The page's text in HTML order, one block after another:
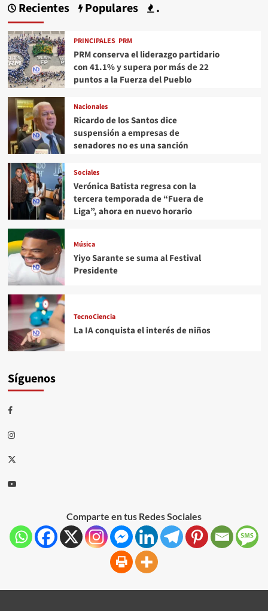
Recientes Populares .
PRINCIPALES PRM
PRM conserva el liderazgo partidario
con 41.1% y supera por más de 22
puntos a la Fuerza del Pueblo
Nacionales
Ricardo de los Santos dice
suspensión a empresas de
senadores no es una sanción
Sociales
Verónica Batista regresa con la
tercera temporada de “Fuera de
Liga”, ahora en nuevo horario
Música
Yiyo Sarante se suma al Festival
Presidente
TecnoCiencia
La IA conquista el interés de niños
Síguenos
Comparte en tus Redes Sociales